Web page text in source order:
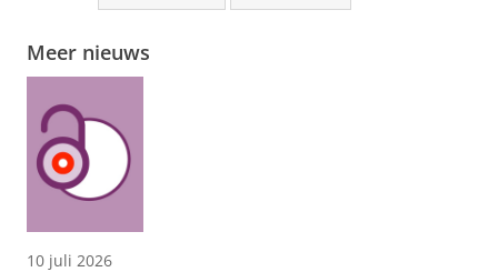
Meer nieuws
10 juli 2026